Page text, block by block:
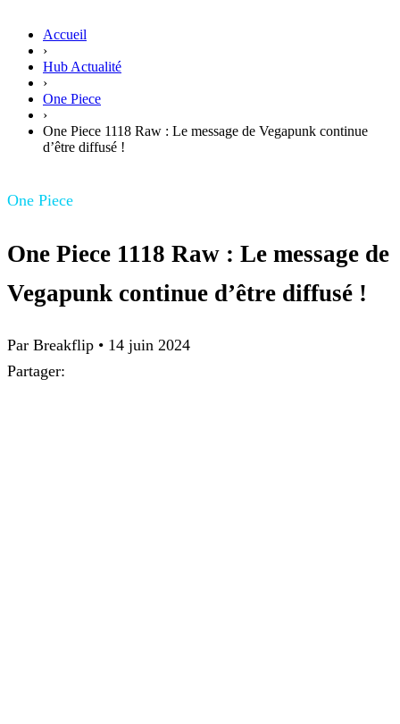
Accueil
›
Hub Actualité
›
One Piece
›
One Piece 1118 Raw : Le message de Vegapunk continue
d’être diffusé !
One Piece
One Piece 1118 Raw : Le message de
Vegapunk continue d’être diffusé !
Par Breakflip • 14 juin 2024
Partager: